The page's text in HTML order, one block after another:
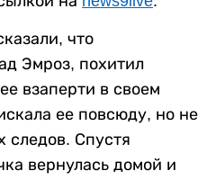
что
Эмроз, похитил
взаперти в своем
ее повсюду, но не
следов. Спустя
вернулась домой и